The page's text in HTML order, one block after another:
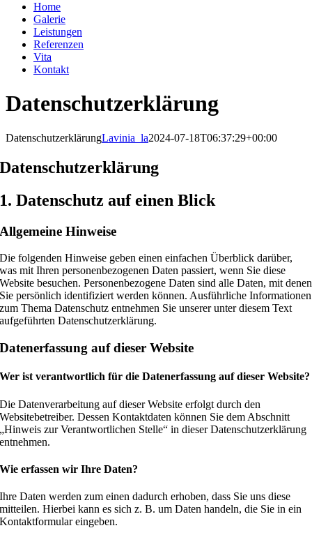
Home
Galerie
Leistungen
Referenzen
Vita
Kontakt
Datenschutzerklärung
DatenschutzerklärungLavinia_la2024-07-18T06:37:29+00:00
Datenschutz­erklärung
1. Datenschutz auf einen Blick
Allgemeine Hinweise
Die folgenden Hinweise geben einen einfachen Überblick darüber,
was mit Ihren personenbezogenen Daten passiert, wenn Sie diese
Website besuchen. Personenbezogene Daten sind alle Daten, mit denen
Sie persönlich identifiziert werden können. Ausführliche Informationen
zum Thema Datenschutz entnehmen Sie unserer unter diesem Text
aufgeführten Datenschutzerklärung.
Datenerfassung auf dieser Website
Wer ist verantwortlich für die Datenerfassung auf dieser Website?
Die Datenverarbeitung auf dieser Website erfolgt durch den
Websitebetreiber. Dessen Kontaktdaten können Sie dem Abschnitt
„Hinweis zur Verantwortlichen Stelle“ in dieser Datenschutzerklärung
entnehmen.
Wie erfassen wir Ihre Daten?
Ihre Daten werden zum einen dadurch erhoben, dass Sie uns diese
mitteilen. Hierbei kann es sich z. B. um Daten handeln, die Sie in ein
Kontaktformular eingeben.